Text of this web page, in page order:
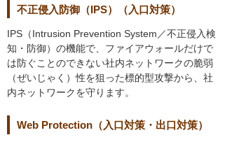
不正侵入防御（IPS）（入口対策）
IPS（Intrusion Prevention System／不正侵入検
知・防御）の機能で、ファイアウォールだけで
は防ぐことのできない社内ネットワークの脆弱
（ぜいじゃく）性を狙った標的型攻撃から、社
内ネットワークを守ります。
Web Protection（入口対策・出口対策）